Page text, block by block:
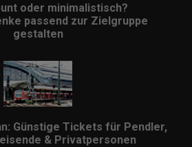
oder minimalistisch?
passend zur Zielgruppe
gestalten
Günstige Tickets für Pendler,
& Privatpersonen